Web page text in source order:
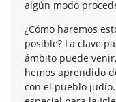
algún modo
¿Cómo haremos
posible? La clave
ámbito puede
hemos aprendido
con el pueblo